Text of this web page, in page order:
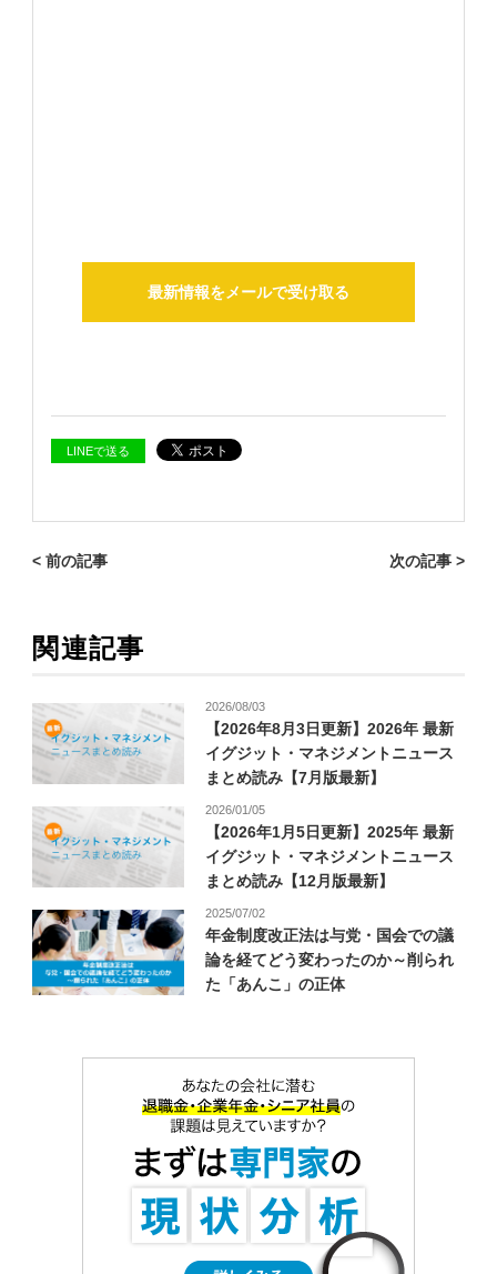
最新情報をメールで受け取る
LINEで送る
< 前の記事 次の記事 >
関連記事
2026/08/03
【2026年8月3日更新】2026年 最新
イグジット・マネジメントニュース
まとめ読み【7月版最新】
2026/01/05
【2026年1月5日更新】2025年 最新
イグジット・マネジメントニュース
まとめ読み【12月版最新】
2025/07/02
年金制度改正法は与党・国会での議
論を経てどう変わったのか～削られ
た「あんこ」の正体